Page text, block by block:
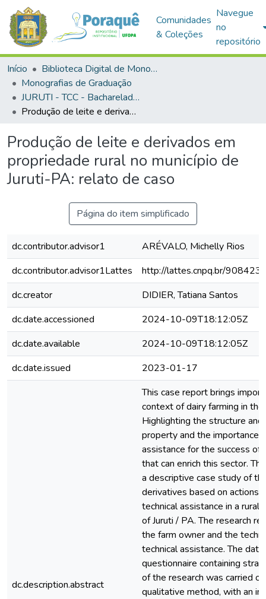
Comunidades
& Coleções
Navegue
no
repositório
Início
Biblioteca Digital de Monografias (BDM)
Monografias de Graduação
JURUTI - TCC - Bacharelado em Agronomia
Produção de leite e derivados em propriedade rural no município de Juruti-PA: relato de caso
Produção de leite e derivados em
propriedade rural no município de
Juruti-PA: relato de caso
Página do item simplificado
dc.contributor.advisor1
ARÉVALO, Michelly Rios
dc.contributor.advisor1Lattes
http://lattes.cnpq.br/
dc.creator
DIDIER, Tatiana Santos
dc.date.accessioned
2024-10-09T18:12:05Z
dc.date.available
2024-10-09T18:12:05Z
dc.date.issued
2023-01-17
dc.description.abstract
This case report brings
context of dairy farming in the
Highlighting the structure
property and the importance
assistance for the success of
that can enrich this sector.
a descriptive case study of
derivatives based on actions
technical assistance in a
of Juruti / PA. The research
the farm owner and the
technical assistance. The
questionnaire containing
of the research was carried
qualitative method, with an